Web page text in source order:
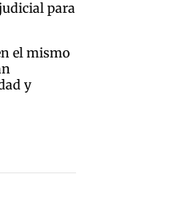
para
el mismo
y